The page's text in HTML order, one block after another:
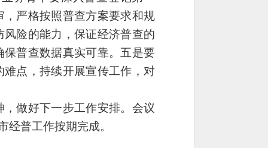
严格按照普查方案要求和规
险的能力，保证经济普查的
普查数据真实可靠。五是要
点，持续开展宣传工作，对
做好下一步工作安排。会议
经普工作按期完成。